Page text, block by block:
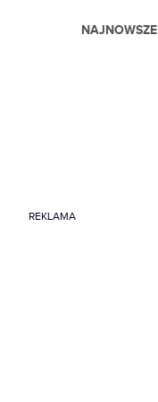
NAJNOWSZE
REKLAMA